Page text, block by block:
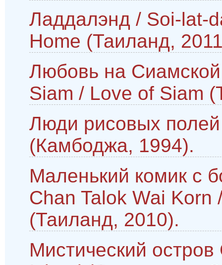
Ладдалэнд / Soi-lat-
Home (Таиланд,
Любовь на
Siam / Love of Siam
Люди рисовых
(Камбоджа, 1994).
Маленький комик с
Chan Talok Wai Korn
(Таиланд, 2010).
Мистический